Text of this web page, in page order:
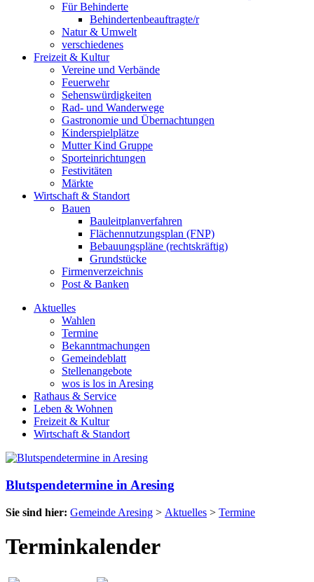
Für Behinderte
Behindertenbeauftragte/r
Natur & Umwelt
verschiedenes
Freizeit & Kultur
Vereine und Verbände
Feuerwehr
Sehenswürdigkeiten
Rad- und Wanderwege
Gastronomie und Übernachtungen
Kinderspielplätze
Mutter Kind Gruppe
Sporteinrichtungen
Festivitäten
Märkte
Wirtschaft & Standort
Bauen
Bauleitplanverfahren
Flächennutzungsplan (FNP)
Bebauungspläne (rechtskräftig)
Grundstücke
Firmenverzeichnis
Post & Banken
Aktuelles
Wahlen
Termine
Bekanntmachungen
Gemeindeblatt
Stellenangebote
wos is los in Aresing
Rathaus & Service
Leben & Wohnen
Freizeit & Kultur
Wirtschaft & Standort
Blutspendetermine in Aresing
Sie sind hier: Gemeinde Aresing > Aktuelles > Termine
Terminkalender